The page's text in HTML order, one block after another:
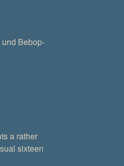
Bebop-
a rather
sixteen